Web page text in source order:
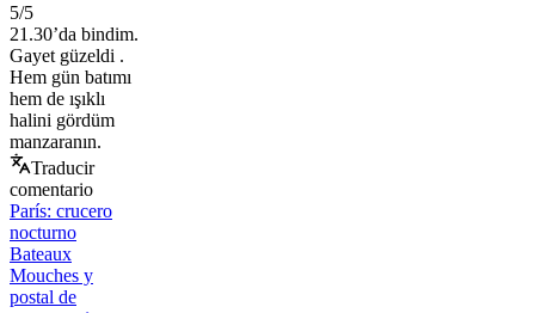
5/5
21.30’da bindim.
Gayet güzeldi .
Hem gün batımı
hem de ışıklı
halini gördüm
manzaranın.
Traducir
comentario
París: crucero
nocturno
Bateaux
Mouches y
postal de